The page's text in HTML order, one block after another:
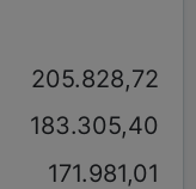
205.828,72
183.305,40
171.981,01